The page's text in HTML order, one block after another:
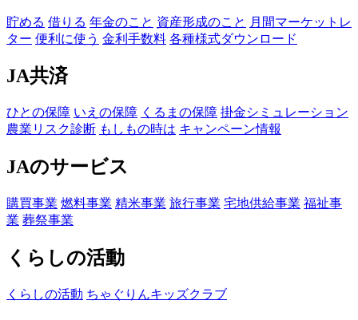
貯める 借りる 年金のこと 資産形成のこと 月間マーケットレ
ター 便利に使う 金利手数料 各種様式ダウンロード
JA共済
ひとの保障 いえの保障 くるまの保障 掛金シミュレーション
農業リスク診断 もしもの時は キャンペーン情報
JAのサービス
購買事業 燃料事業 精米事業 旅行事業 宅地供給事業 福祉事
業 葬祭事業
くらしの活動
くらしの活動 ちゃぐりんキッズクラブ